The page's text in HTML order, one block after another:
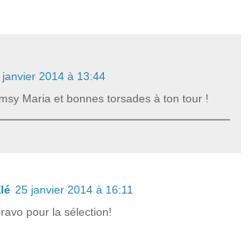
janvier 2014 à 13:44
Maria et bonnes torsades à ton tour !
25 janvier 2014 à 16:11
pour la sélection!